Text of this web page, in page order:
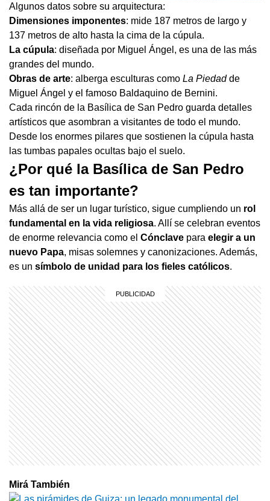
Algunos datos sobre su arquitectura:
Dimensiones imponentes: mide 187 metros de largo y
137 metros de alto hasta la cima de la cúpula.
La cúpula: diseñada por Miguel Ángel, es una de las más
grandes del mundo.
Obras de arte: alberga esculturas como La Piedadde
Miguel Ángel y el famoso Baldaquino de Bernini.
Cada rincón de la Basílica de San Pedro guarda detalles
artísticos que asombran a visitantes de todo el mundo.
Desde los enormes pilares que sostienen la cúpula hasta
las tumbas papales ocultas bajo el suelo.
¿Por qué la Basílica de San Pedro
es tan importante?
Más allá de ser un lugar turístico, sigue cumpliendo un rol
fundamental en la vida religiosa. Allí se celebran eventos
de enorme relevancia como el Cónclave para elegir a un
nuevo Papa, misas solemnes y canonizaciones. Además,
es un símbolo de unidad para los fieles católicos.
Mirá También